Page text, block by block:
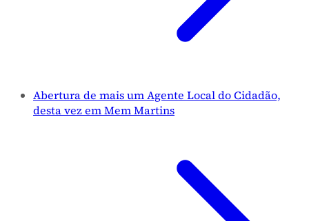
Abertura de mais um Agente Local do Cidadão,
desta vez em Mem Martins